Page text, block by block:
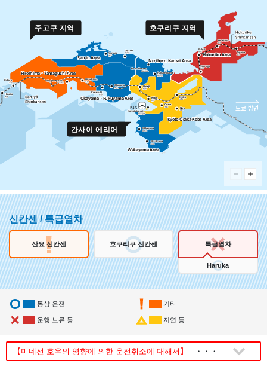
주고쿠 지역
간사이 에리어
호쿠리쿠 지역
도쿄 방면
Toyama
富山
Toyama
富山
Kanazawa
金沢
Kanazawa
金沢
Fukui
福井
Fukui
福井
Tsuruga
敦賀
Tsuruga
敦賀
Hakata
博多
Hakata
博多
Kokura
小倉
Kokura
小倉
Okayama・ Fukuyama Area
Okayama・ Fukuyama Area
Kyōto-Ōsaka-Kōbe Area
Kyōto-Ōsaka-Kōbe Area
Nara
奈良
Nara
奈良
Himeji
姫路
Himeji
姫路
Ōsaka
大阪
Ōsaka
大阪
Kyōto
京都
Kyōto
京都
Kōbe
神戸
Kōbe
神戸
Kansai-airport
関西空港
Kansai-airport
関西空港
KIX
Northern Kansai Area
Northern Kansai Area
Kinosakionsen
城崎温泉
Kinosakionsen
城崎温泉 Fukuchiyama
福知山
Fukuchiyama
福知山
Wakayama Area
Wakayama Area
Shirahama
白浜
Shirahama
白浜
Wakayama
和歌山
Wakayama
和歌山
Hiroshima・Yamaguchi Area
Hiroshima・Yamaguchi Area
Miyajimaguchi
宮島口
Miyajimaguchi
宮島口
Hiroshima
広島
Hiroshima
広島
Hokuriku Area
Hokuriku Area
San-in Area
San-in Area
Kurashiki
倉敷
Kurashiki
倉敷
Okayama
岡山
Okayama
岡山
Tottori
鳥取
Tottori
鳥取
Yonago
米子
Yonago
米子
신칸센 / 특급열차
산요 신칸센 호쿠리쿠 신칸센 특급열차
Haruka
통상 운전 기타
운행 보류 등 지연 등
【미네선 호우의 영향에 의한 운전취소에 대해서】 ・・・